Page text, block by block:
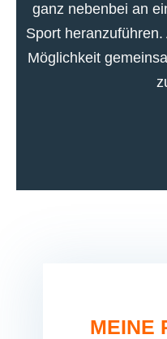
ganz nebenbei an
Sport
Möglichkeit
MEINE